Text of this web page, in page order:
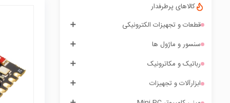
کالاهای پرطرفدار
قطعات و تجهیزات الکترونیکی
سنسور و ماژول ها
رباتیک و مکاترونیک
ابزارآلات و تجهیزات